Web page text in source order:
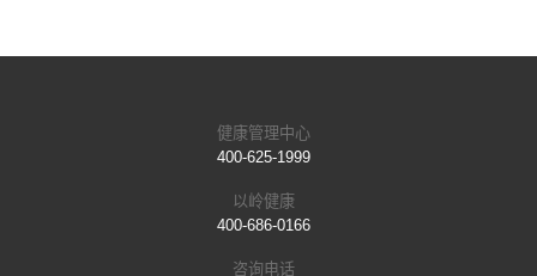
健康管理中心
400-625-1999
以岭健康
400-686-0166
咨询电话